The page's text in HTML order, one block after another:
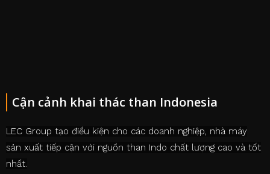
Cận cảnh khai thác than Indonesia
LEC Group tạo điều kiện cho các doanh nghiệp, nhà máy
sản xuất tiếp cận với nguồn than Indo chất lượng cao và tốt
nhất.